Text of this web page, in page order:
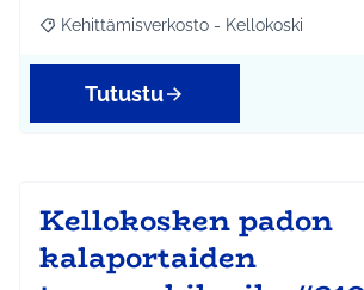
Rajaa tulokset aihepiirin mukaan:
Kehittämisverkosto - Kellokoski
Tutustu
Kellokosken padon
kalaportaiden